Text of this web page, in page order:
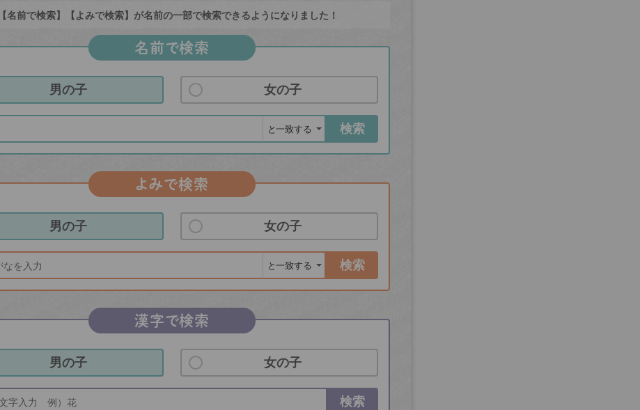
【名前で検索】【よみで検索】が名前の一部で検索できるようになりました！
名前で検索
男の子 女の子
検索
よみで検索
男の子 女の子
検索
漢字で検索
男の子 女の子
検索